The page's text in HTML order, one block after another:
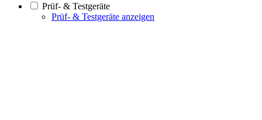
Prüf- & Testgeräte
Prüf- & Testgeräte anzeigen